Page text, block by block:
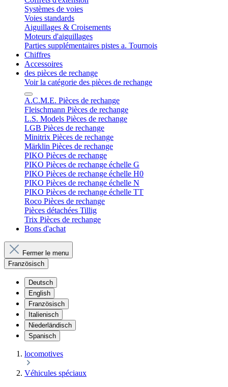
Systèmes de voies
Voies standards
Aiguillages & Croisements
Moteurs d'aiguillages
Parties supplémentaires pistes a. Tournois
Chiffres
Accessoires
des pièces de rechange
Voir la catégorie des pièces de rechange
A.C.M.E. Pièces de rechange
Fleischmann Pièces de rechange
L.S. Models Pièces de rechange
LGB Pièces de rechange
Minitrix Pièces de rechange
Märklin Pièces de rechange
PIKO Pièces de rechange
PIKO Pièces de rechange échelle G
PIKO Pièces de rechange échelle H0
PIKO Pièces de rechange échelle N
PIKO Pièces de rechange échelle TT
Roco Pièces de rechange
Pièces détachées Tillig
Trix Pièces de rechange
Bons d'achat
Fermer le menu
Französisch
Deutsch
English
Französisch
Italienisch
Niederländisch
Spanisch
locomotives
Véhicules spéciaux